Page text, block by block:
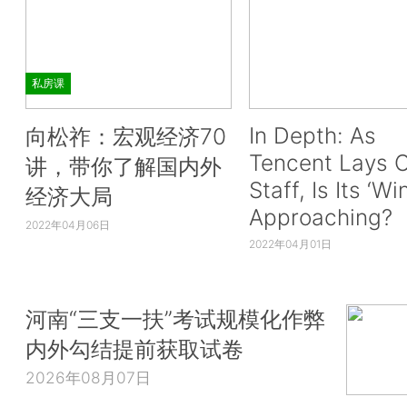
私房课
向松祚：宏观经济70
讲，带你了解国内外
经济大局
2022年04月06日
In Depth: As
Tencent Lays
Staff, Is Its
Approaching?
2022年04月01日
河南“三支一扶”考试规模化作弊
内外勾结提前获取试卷
2026年08月07日